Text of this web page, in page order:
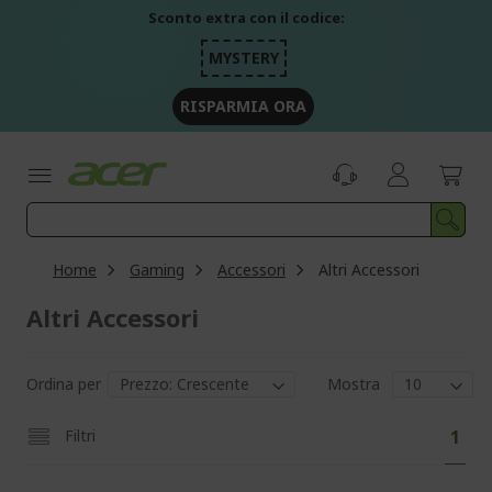
Sconto extra con il codice:
MYSTERY
RISPARMIA ORA
Home Gaming Accessori Altri Accessori
Altri Accessori
Ordina per Mostra
Filtri
stai
1